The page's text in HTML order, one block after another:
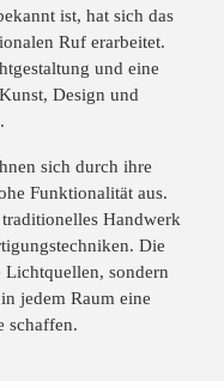
ist, hat sich das
Ruf erarbeitet.
und eine
Design und
sich durch ihre
Funktionalität aus.
Handwerk
Die
sondern
jedem Raum eine
schaffen.